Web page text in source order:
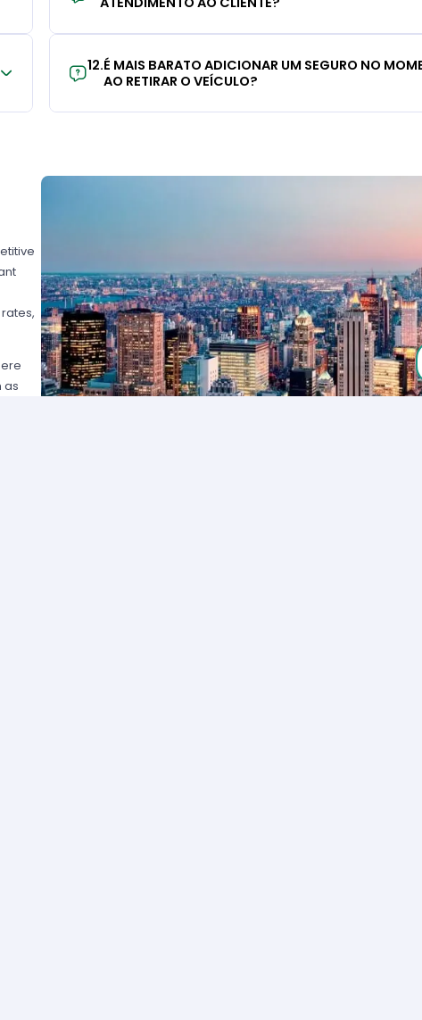
12.É MAIS BARATO ADICIONAR UM SEGURO NO
AO RETIRAR O VEÍCULO?
as